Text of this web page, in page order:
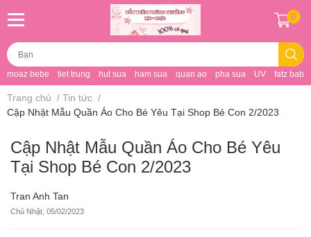
moaz bebe tiet trung hut sua ham sua quan ao pha sua UV fatz baby
0
Trang chủ / Tin tức /
Cập Nhật Mẫu Quần Áo Cho Bé Yêu Tại Shop Bé Con 2/2023
Cập Nhật Mẫu Quần Áo Cho Bé Yêu
Tại Shop Bé Con 2/2023
Tran Anh Tan
Chủ Nhật, 05/02/2023